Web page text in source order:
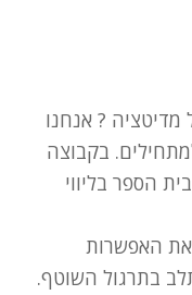
? אנחנו
בקבוצה
הספר בליווי
את האפשרות
בתרגול השוטף.